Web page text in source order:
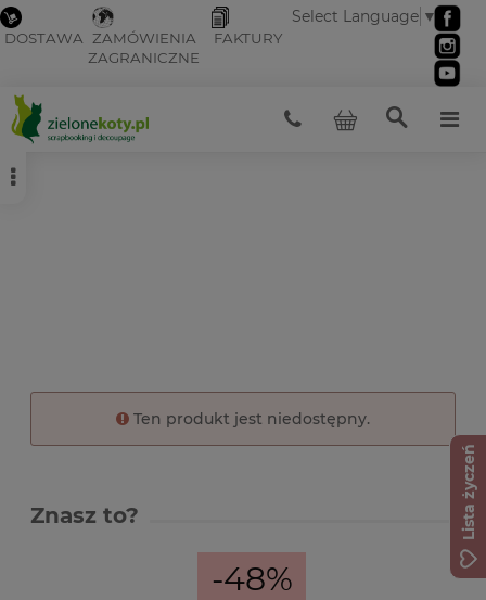
DOSTAWA ZAMÓWIENIA
ZAGRANICZNE
FAKTURY
Select Language ▼
Ten produkt jest niedostępny.
Znasz to?
-48%
Lista życzeń